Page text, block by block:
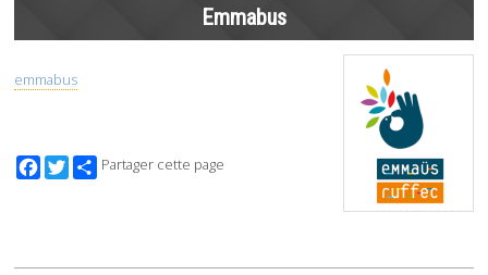
Emmabus
emmabus
Facebook
TwitterPartager cette page